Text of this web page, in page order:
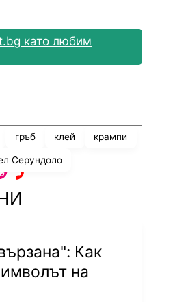
като любим
гръб клей крампи
Серундоло
Как
на